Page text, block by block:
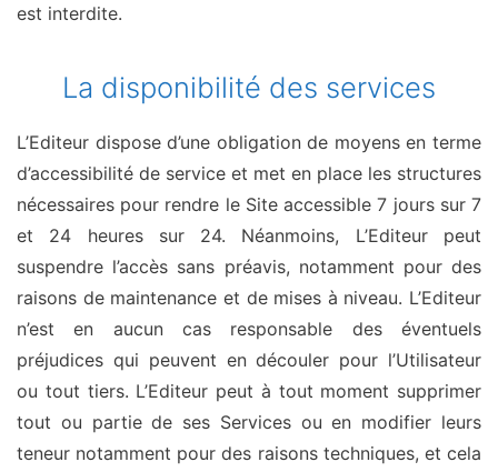
est interdite.
La disponibilité des services
L’Editeur dispose d’une obligation de moyens en terme
d’accessibilité de service et met en place les structures
nécessaires pour rendre le Site accessible 7 jours sur 7
et 24 heures sur 24. Néanmoins, L’Editeur peut
suspendre l’accès sans préavis, notamment pour des
raisons de maintenance et de mises à niveau. L’Editeur
n’est en aucun cas responsable des éventuels
préjudices qui peuvent en découler pour l’Utilisateur
ou tout tiers. L’Editeur peut à tout moment supprimer
tout ou partie de ses Services ou en modifier leurs
teneur notamment pour des raisons techniques, et cela